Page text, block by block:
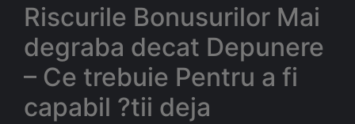
Riscurile Bonusurilor Mai
degraba decat Depunere
– Ce trebuie Pentru a fi
capabil ?tii deja